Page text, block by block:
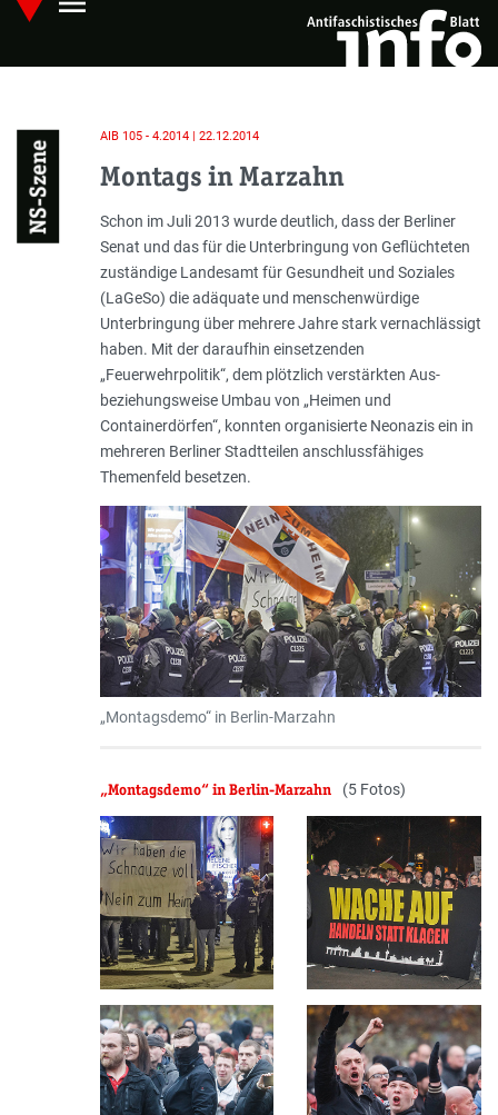
Skip
main
Hauptmenü öffnen
NS-Szene
AIB 105 - 4.2014 | 22.12.2014
Montags in Marzahn
Einleitung
Schon im Juli 2013 wurde deutlich, dass der Berliner
Senat und das für die Unterbringung von Geflüchteten
zuständige Landesamt für Gesundheit und Soziales
(LaGeSo) die adäquate und menschenwürdige
Unterbringung über mehrere Jahre stark vernachlässigt
haben. Mit der daraufhin einsetzenden
„Feuerwehrpolitik“, dem plötzlich verstärkten Aus-
beziehungsweise Umbau von „Heimen und
Containerdörfen“, konnten organisierte Neonazis ein in
mehreren Berliner Stadtteilen anschlussfähiges
Themenfeld besetzen.
„Montagsdemo“ in Berlin-Marzahn
„Montagsdemo“ in Berlin-Marzahn (5 Fotos)